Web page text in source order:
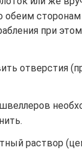
при
отверстия
раствор